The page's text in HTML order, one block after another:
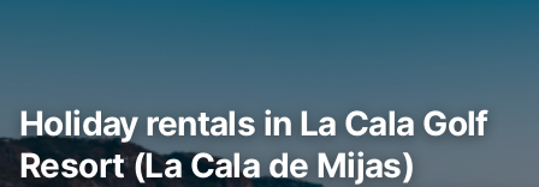
Holiday rentals in La Cala Golf
Resort (La Cala de Mijas)